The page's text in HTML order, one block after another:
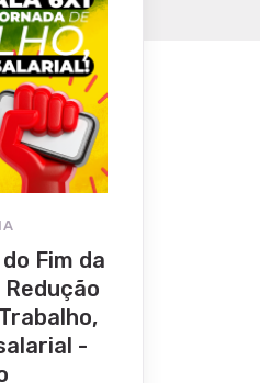
Fim da
Redução
-